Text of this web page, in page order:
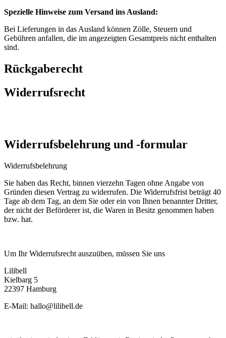
Spezielle Hinweise zum Versand ins Ausland:
Bei Lieferungen in das Ausland können Zölle, Steuern und
Gebühren anfallen, die im angezeigten Gesamtpreis nicht enthalten
sind.
Rückgaberecht
Widerrufsrecht
Widerrufsbelehrung und -formular
Widerrufsbelehrung
Sie haben das Recht, binnen vierzehn Tagen ohne Angabe von
Gründen diesen Vertrag zu widerrufen. Die Widerrufsfrist beträgt 40
Tage ab dem Tag, an dem Sie oder ein von Ihnen benannter Dritter,
der nicht der Beförderer ist, die Waren in Besitz genommen haben
bzw. hat.
Um Ihr Widerrufsrecht auszuüben, müssen Sie uns
Lilibell
Kielbarg 5
22397 Hamburg
E-Mail: hallo@lilibell.de